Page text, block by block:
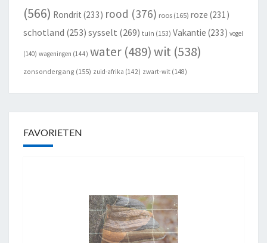
(566) Rondrit (233) rood (376) roos (165) roze (231)
schotland (253) sysselt (269) tuin (153) Vakantie (233) vogel
(140) wageningen (144) water (489)wit (538)
zonsondergang (155) zuid-afrika (142) zwart-wit (148)
FAVORIETEN